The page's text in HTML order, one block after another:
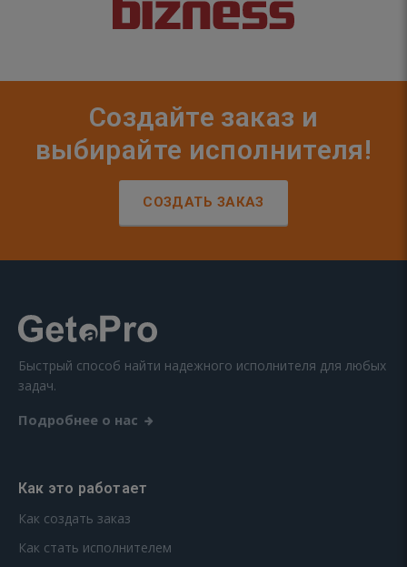
Создайте заказ и
выбирайте исполнителя!
СОЗДАТЬ ЗАКАЗ
Быстрый способ найти надежного исполнителя для любых
задач.
Подробнее о нас
Как это работает
Как создать заказ
Как стать исполнителем